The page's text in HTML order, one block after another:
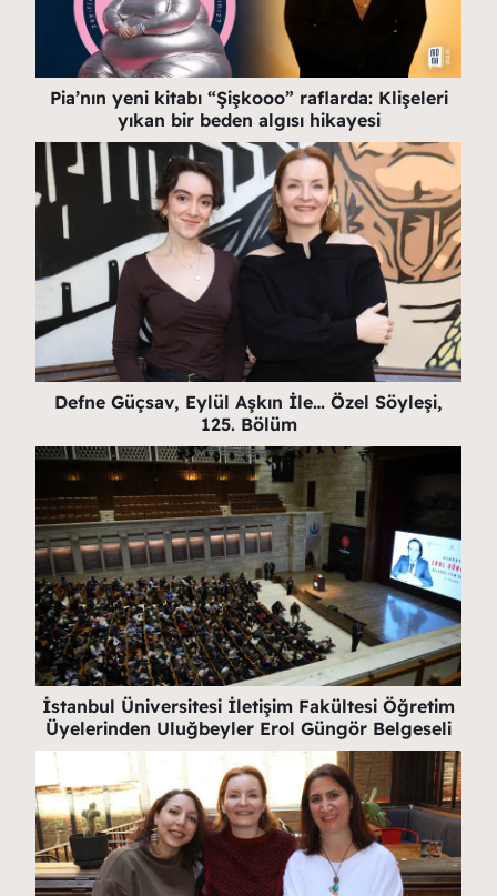
Pia’nın yeni kitabı “Şişkooo” raflarda: Klişeleri
yıkan bir beden algısı hikayesi
Defne Güçsav, Eylül Aşkın İle… Özel Söyleşi,
125. Bölüm
İstanbul Üniversitesi İletişim Fakültesi Öğretim
Üyelerinden Uluğbeyler Erol Güngör Belgeseli